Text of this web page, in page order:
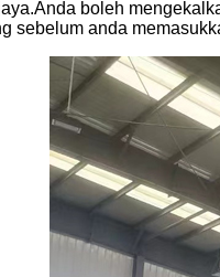
boleh
sebelum anda